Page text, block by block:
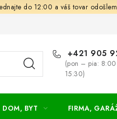
do 12:00 a váš tovar
zmluvy Obchodné a
+421 905
(pon – pia:
15:30)
DOM, BYT FIRMA,